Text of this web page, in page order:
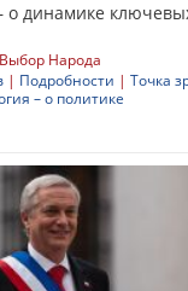
о динамике
Выбор Народа
| Подробности | Точка
– о политике